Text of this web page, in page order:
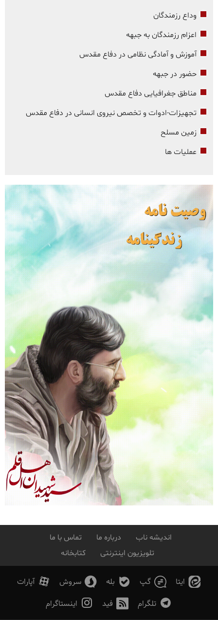
وداع رزمندگان
اعزام رزمندگان به جبهه
آموزش و آمادگی نظامی در دفاع مقدس
حضور در جبهه
مناطق جغرافیایی دفاع مقدس
تجهیزات-ادوات و تخصص نیروی انسانی در دفاع مقدس
زمین مسلح
عملیات ها
اندیشه ناب درباره ما
تماس با ما
تلویزیون اینترنتی
کتابخانه
ایتا گپ بله سروش
آپارات
تلگرام
فید اینستاگرام